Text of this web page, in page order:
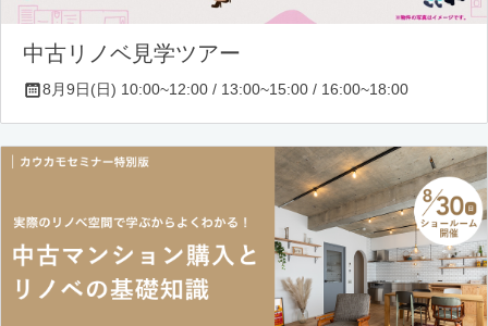
中古リノベ見学ツアー
8月9日(日) 10:00~12:00 / 13:00~15:00 / 16:00~18:00